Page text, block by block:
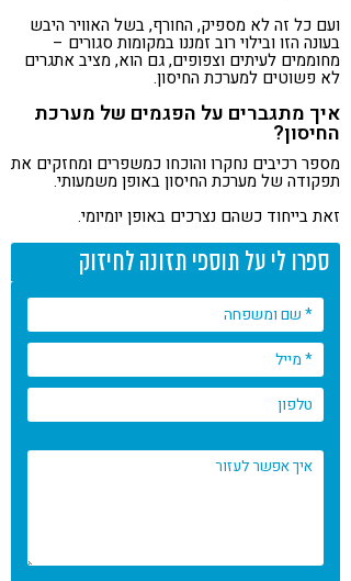
ועם כל זה לא מספיק, החורף, בשל האוויר היבש
בעונה הזו ובילוי רוב זמננו במקומות סגורים –
מחוממים לעיתים וצפופים, גם הוא, מציב אתגרים
לא פשוטים למערכת החיסון.
איך מתגברים על הפגמים של מערכת
החיסון?
מספר רכיבים נחקרו והוכחו כמשפרים ומחזקים את
תפקודה של מערכת החיסון באופן משמעותי.
זאת בייחוד כשהם נצרכים באופן יומיומי.
ספרו לי על תוספי תזונה לחיזוק